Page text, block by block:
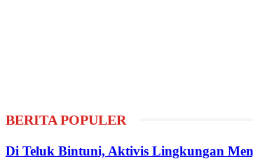
BERITA POPULER
Di Teluk Bintuni, Aktivis Lingkungan